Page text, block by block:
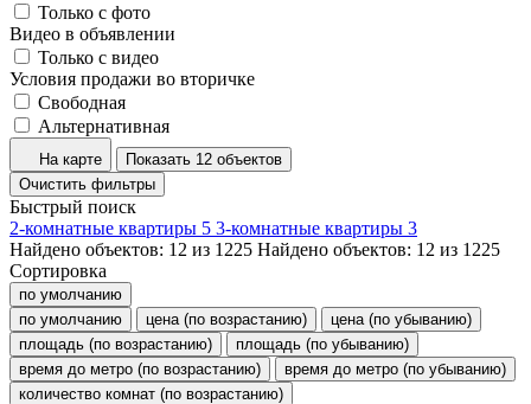
Только с фото
Видео в объявлении
Только с видео
Условия продажи во вторичке
Свободная
Альтернативная
На карте
Показать 12 объектов
Очистить фильтры
Быстрый поиск
2-комнатные квартиры 5 3-комнатные квартиры 3
Найдено объектов: 12 из 1225 Найдено объектов: 12 из 1225
Сортировка
по умолчанию
по умолчанию
цена (по возрастанию)
цена (по убыванию)
площадь (по возрастанию)
площадь (по убыванию)
время до метро (по возрастанию)
время до метро (по убыванию)
количество комнат (по возрастанию)